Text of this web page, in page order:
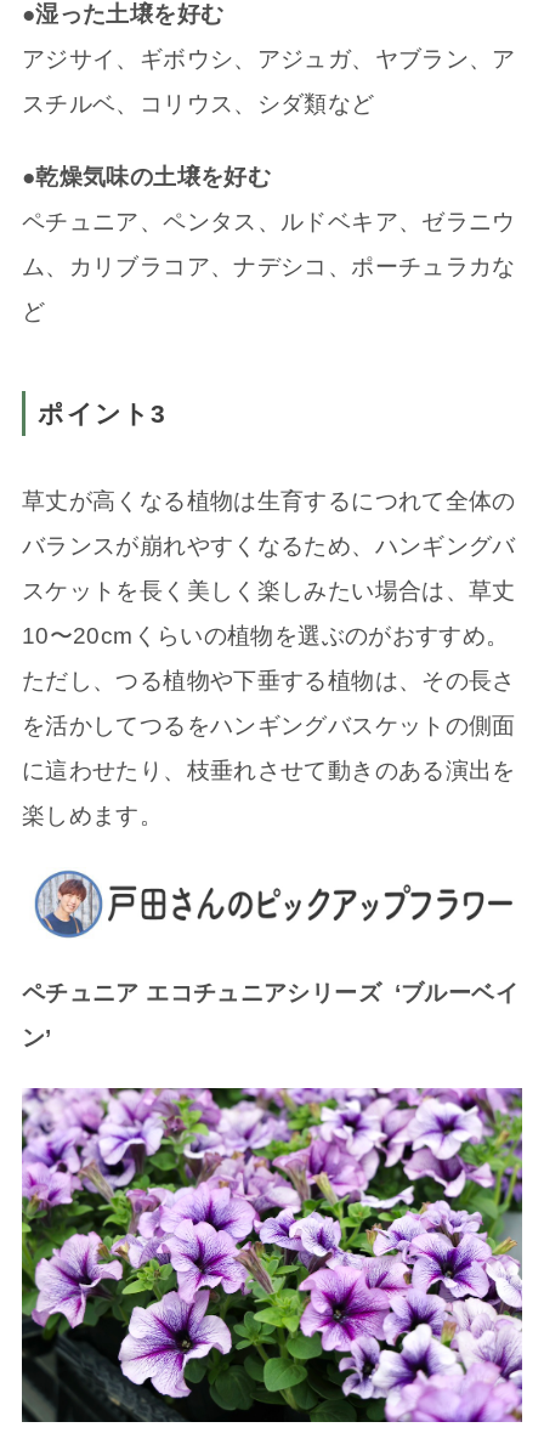
●湿った土壌を好む
アジサイ、ギボウシ、アジュガ、ヤブラン、ア
スチルベ、コリウス、シダ類など
●乾燥気味の土壌を好む
ペチュニア、ペンタス、ルドベキア、ゼラニウ
ム、カリブラコア、ナデシコ、ポーチュラカな
ど
ポイント3
草丈が高くなる植物は生育するにつれて全体の
バランスが崩れやすくなるため、ハンギングバ
スケットを長く美しく楽しみたい場合は、草丈
10〜20cmくらいの植物を選ぶのがおすすめ。
ただし、つる植物や下垂する植物は、その長さ
を活かしてつるをハンギングバスケットの側面
に這わせたり、枝垂れさせて動きのある演出を
楽しめます。
ペチュニア エコチュニアシリーズ ‘ブルーベイ
ン’